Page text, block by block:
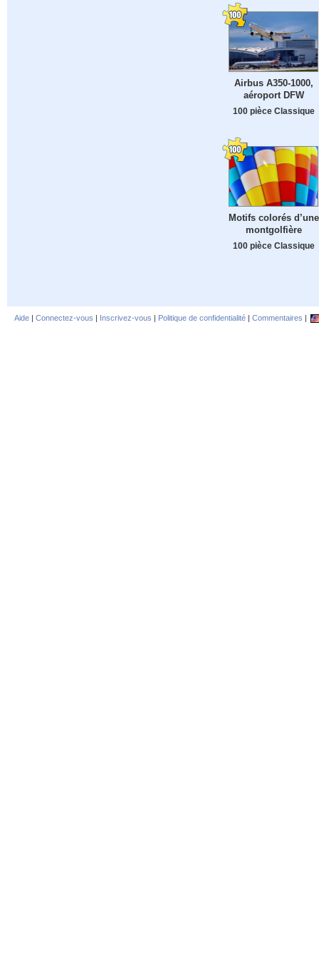
Airbus A350-1000,
aéroport DFW
100 pièce Classique
Motifs colorés d’une
montgolfière
100 pièce Classique
Aide | Connectez-vous | Inscrivez-vous | Politique de confidentialité | Commentaires |